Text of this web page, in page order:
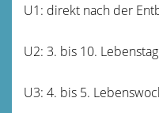
U1: direkt nach der
U2: 3. bis 10. Lebenstag
U3: 4. bis 5.